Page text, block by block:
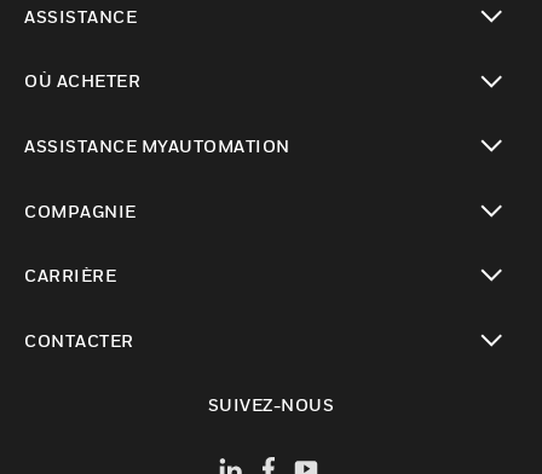
ASSISTANCE
OÙ ACHETER
ASSISTANCE MYAUTOMATION
COMPAGNIE
CARRIÈRE
CONTACTER
SUIVEZ-NOUS